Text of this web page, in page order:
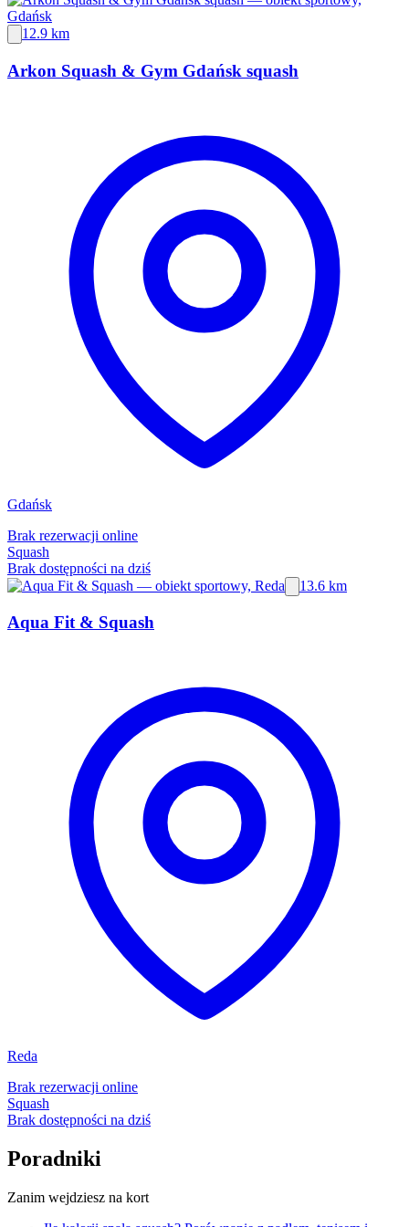
12.9 km
Arkon Squash & Gym Gdańsk squash
Gdańsk
Brak rezerwacji online
Squash
Brak dostępności na dziś
13.6 km
Aqua Fit & Squash
Reda
Brak rezerwacji online
Squash
Brak dostępności na dziś
Poradniki
Zanim wejdziesz na kort